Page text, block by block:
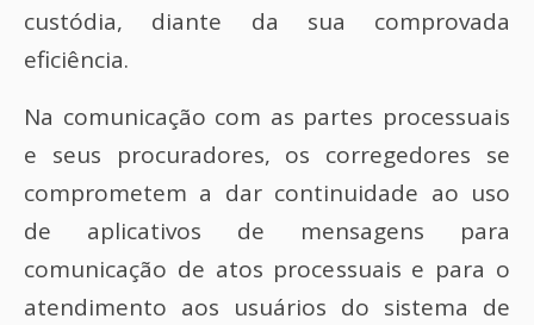
custódia, diante da sua comprovada
eficiência.
Na comunicação com as partes processuais
e seus procuradores, os corregedores se
comprometem a dar continuidade ao uso
de aplicativos de mensagens para
comunicação de atos processuais e para o
atendimento aos usuários do sistema de